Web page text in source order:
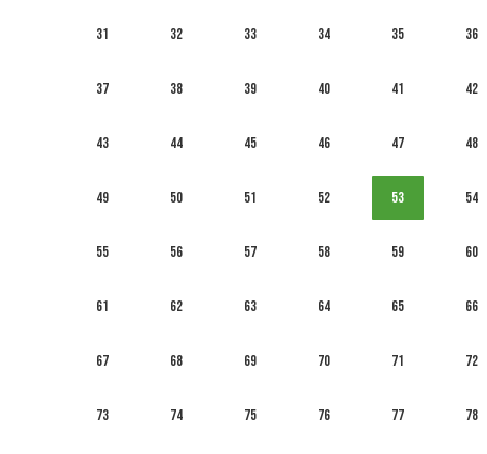
31 32 33 34 35 36
37 38 39 40 41 42
43 44 45 46 47 48
49 50 51 52 53 54
55 56 57 58 59 60
61 62 63 64 65 66
67 68 69 70 71 72
73 74 75 76 77 78